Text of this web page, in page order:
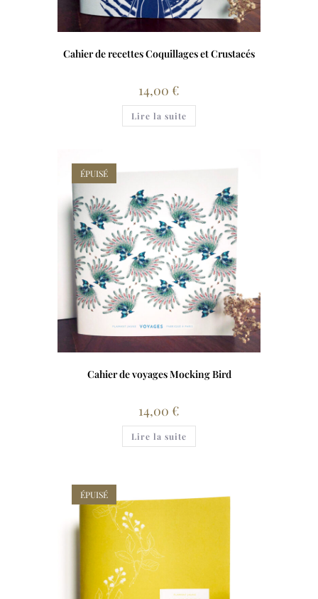
Cahier de recettes Coquillages et Crustacés
14,00 €
Lire la suite
ÉPUISÉ
Cahier de voyages Mocking Bird
14,00 €
Lire la suite
ÉPUISÉ